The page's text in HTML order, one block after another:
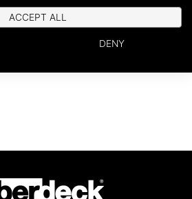
ACCEPT ALL
DENY